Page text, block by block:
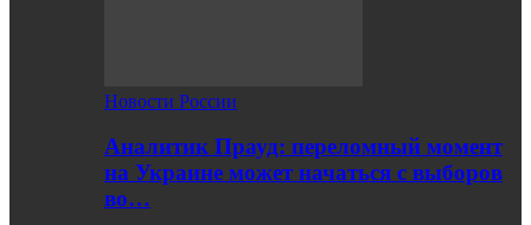
Новости России
Аналитик Прауд: переломный момент
на Украине может начаться с выборов
во…